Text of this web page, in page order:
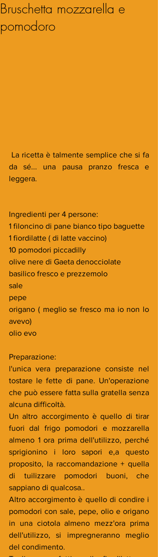
Bruschetta mozzarella e
pomodoro
da sé... una pausa pranzo fresca e
leggera.
Ingredienti per 4 persone:
1 filoncino di pane bianco tipo baguette
1 fiordilatte ( di latte vaccino)
10 pomodori piccadilly
olive nere di Gaeta denocciolate
basilico fresco e prezzemolo
sale
pepe
origano ( meglio se fresco ma io non lo
avevo)
olio evo
Preparazione:
l'unica vera preparazione consiste nel
tostare le fette di pane. Un'operazione
che può essere fatta sulla gratella senza
alcuna difficoltà.
Un altro accorgimento è quello di tirar
fuori dal frigo pomodori e mozzarella
almeno 1 ora prima dell'utilizzo, perché
sprigionino i loro sapori e,a questo
proposito, la raccomandazione + quella
di tuilizzare pomodori buoni, che
sappiano di qualcosa..
Altro accorgimento è quello di condire i
pomodori con sale, pepe, olio e origano
in una ciotola almeno mezz'ora prima
dell'utilizzo, si impregneranno meglio
del condimento.